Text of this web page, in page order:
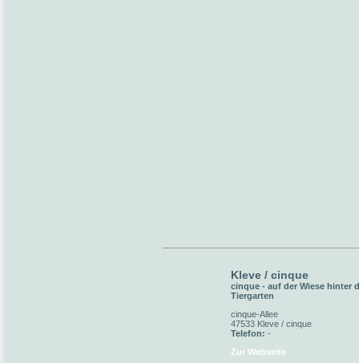
Kleve / cinque
cinque - auf der Wiese hinter
Tiergarten
cinque-Allee
47533 Kleve / cinque
Telefon: -
Zur Webseite